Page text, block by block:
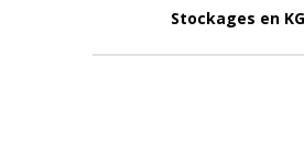
Stockages en